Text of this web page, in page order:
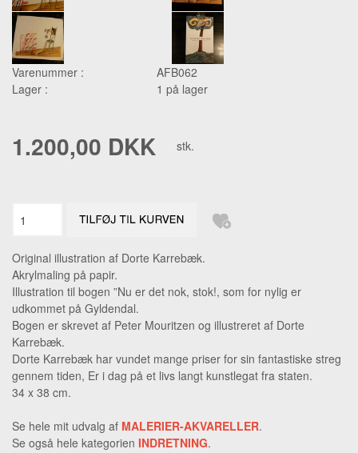
Varenummer :
AFB062
Lager :
1 på lager
1.200,00 DKK stk.
Original illustration af Dorte Karrebæk.
Akrylmaling på papir.
Illustration til bogen ”Nu er det nok, stok!, som for nylig er
udkommet på Gyldendal.
Bogen er skrevet af Peter Mouritzen og illustreret af Dorte
Karrebæk.
Dorte Karrebæk har vundet mange priser for sin fantastiske streg
gennem tiden, Er i dag på et livs langt kunstlegat fra staten.
34 x 38 cm.
Se hele mit udvalg af MALERIER-AKVARELLER.
Se også hele kategorien INDRETNING.